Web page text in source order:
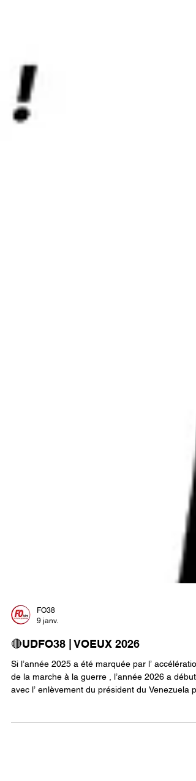
9 janv.
🔴UDFO38 | VOEUX 2026
Si l’année 2025 a été marquée par l’ accélération
les Etats-Unis . Fait hallucinant mais montrant